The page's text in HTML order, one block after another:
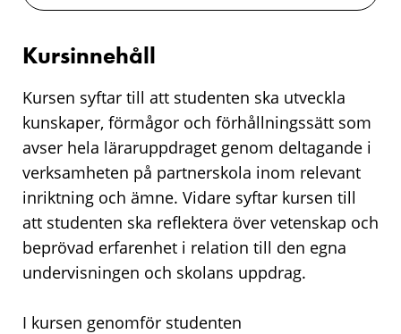
Kursinnehåll
Kursen syftar till att studenten ska utveckla
kunskaper, förmågor och förhållningssätt som
avser hela läraruppdraget genom deltagande i
verksamheten på partnerskola inom relevant
inriktning och ämne. Vidare syftar kursen till
att studenten ska reflektera över vetenskap och
beprövad erfarenhet i relation till den egna
undervisningen och skolans uppdrag.
I kursen genomför studenten